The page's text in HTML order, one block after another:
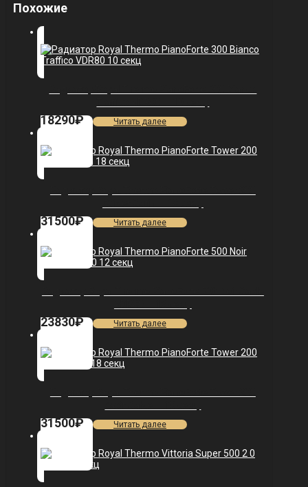
Похожие
18290₽ Читать далее
31500₽ Читать далее
23830₽ Читать далее
31500₽ Читать далее